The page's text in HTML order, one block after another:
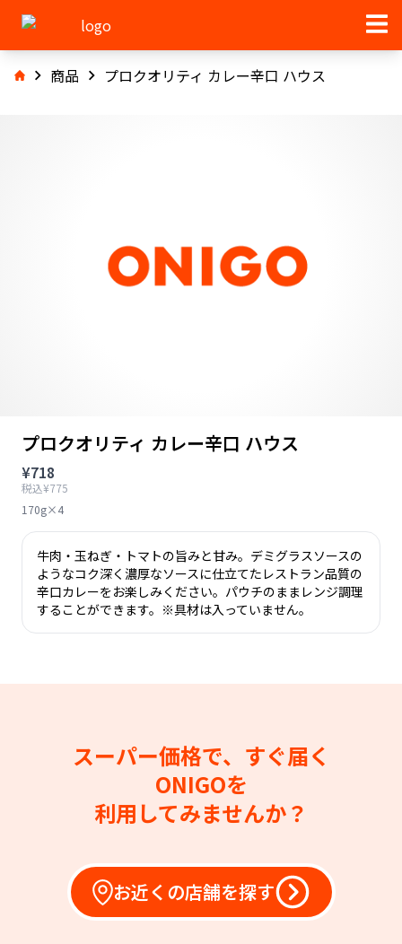
商品 プロクオリティ カレー辛口 ハウス
プロクオリティ カレー辛口 ハウス
¥718
税込¥775
170g×4
牛肉・玉ねぎ・トマトの旨みと甘み。デミグラスソースの
ようなコク深く濃厚なソースに仕立てたレストラン品質の
辛口カレーをお楽しみください。パウチのままレンジ調理
することができます。※具材は入っていません。
スーパー価格で、すぐ届く
ONIGOを
利用してみませんか？
お近くの店舗を探す